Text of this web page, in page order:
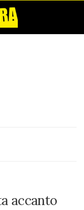
accanto